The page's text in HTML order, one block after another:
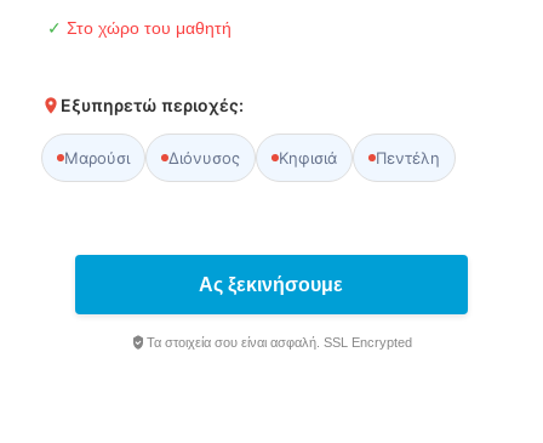
✓ Στο χώρο του μαθητή
Εξυπηρετώ περιοχές:
Μαρούσι Διόνυσος Κηφισιά Πεντέλη
Ας ξεκινήσουμε
Τα στοιχεία σου είναι ασφαλή. SSL Encrypted